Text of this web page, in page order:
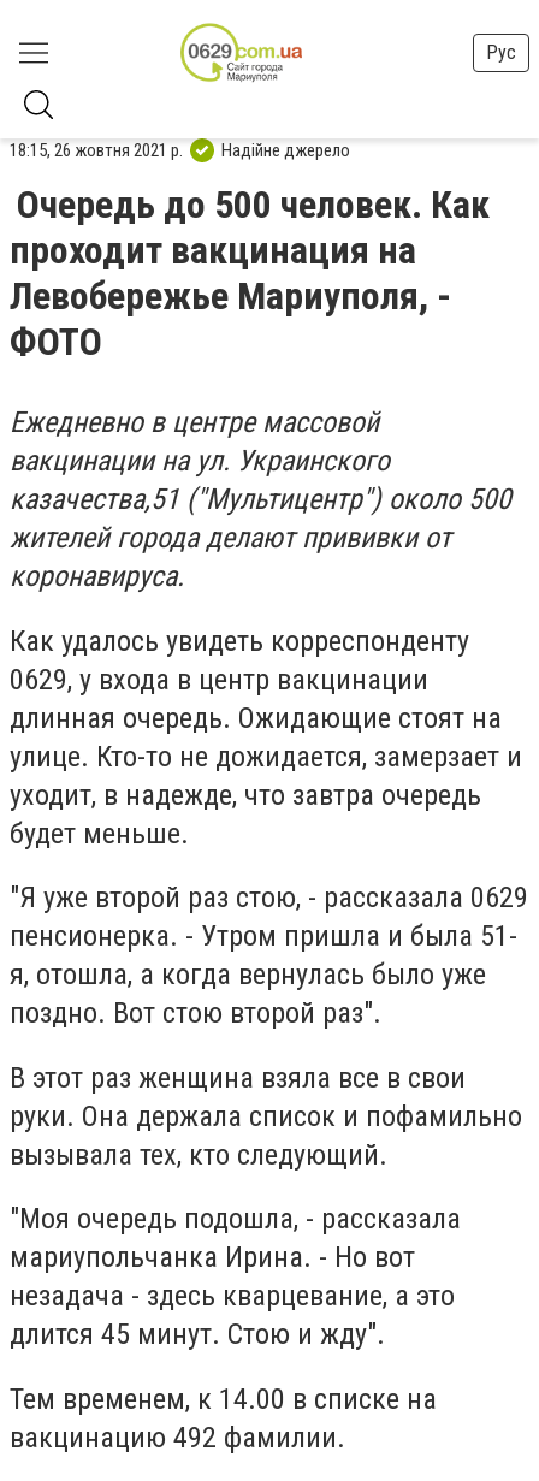
Рус
18:15, 26 жовтня 2021 р. Надійне джерело
Очередь до 500 человек. Как
проходит вакцинация на
Левобережье Мариуполя, -
ФОТО
Ежедневно в центре массовой
вакцинации на ул. Украинского
казачества,51 ("Мультицентр") около 500
жителей города делают прививки от
коронавируса.
Как удалось увидеть корреспонденту
0629, у входа в центр вакцинации
длинная очередь. Ожидающие стоят на
улице. Кто-то не дожидается, замерзает и
уходит, в надежде, что завтра очередь
будет меньше.
"Я уже второй раз стою, - рассказала 0629
пенсионерка. - Утром пришла и была 51-
я, отошла, а когда вернулась было уже
поздно. Вот стою второй раз".
В этот раз женщина взяла все в свои
руки. Она держала список и пофамильно
вызывала тех, кто следующий.
"Моя очередь подошла, - рассказала
мариупольчанка Ирина. - Но вот
незадача - здесь кварцевание, а это
длится 45 минут. Стою и жду".
Тем временем, к 14.00 в списке на
вакцинацию 492 фамилии.